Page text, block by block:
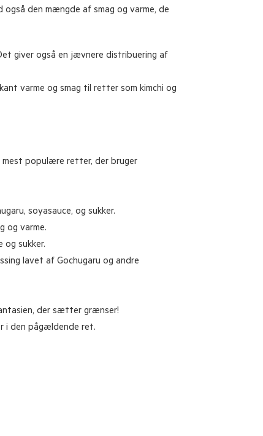
den mængde af smag og varme, de
giver også en jævnere distribuering af
varme og smag til retter som kimchi og
mest populære retter, der bruger
soyasauce, og sukker.
og varme.
og sukker.
lavet af Gochugaru og andre
der sætter grænser!
i den pågældende ret.